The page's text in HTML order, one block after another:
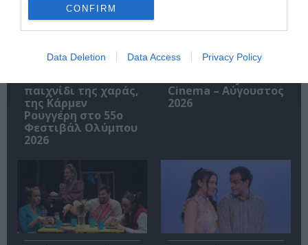
CONFIRM
Data Deletion Data Access Privacy Policy
παιχνίδι της χαράς,
της Κάρμεν
Ρουγγέρη στο 55ο
Φεστιβάλ Ολύμπου
2026
Cinema – Αύγουστος
2026